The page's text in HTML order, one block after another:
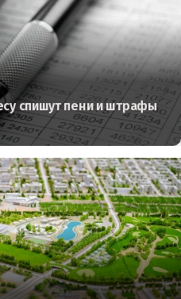
спишут пени и штрафы